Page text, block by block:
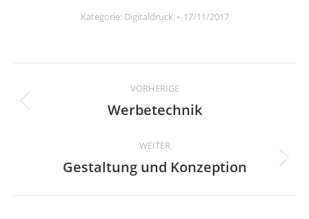
Kategorie: Digitaldruck 17/11/2017
Albenavigation
VORHERIGE
Vorheriges
Werbetechnik
WEITER
Nächstes
Gestaltung und Konzeption